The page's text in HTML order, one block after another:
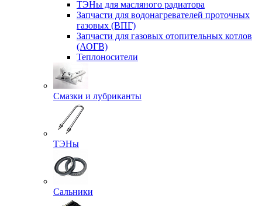
ТЭНы для масляного радиатора
Запчасти для водонагревателей проточных
газовых (ВПГ)
Запчасти для газовых отопительных котлов
(АОГВ)
Теплоносители
Смазки и лубриканты
ТЭНы
Сальники